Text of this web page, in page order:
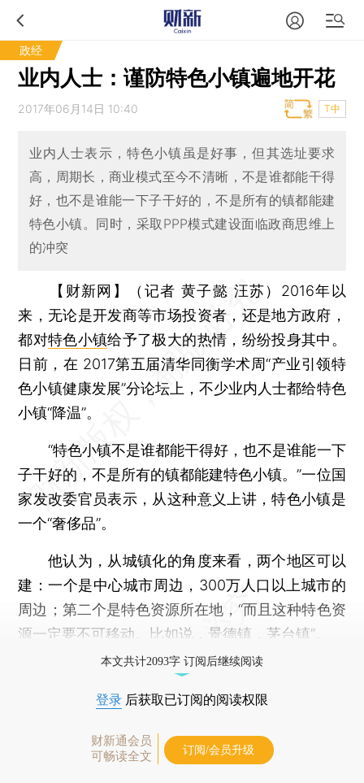
政经
业内人士：谨防特色小镇遍地开花
2017年06月14日 10:40 T中
业内人士表示，特色小镇虽是好事，但其选址要求
高，周期长，商业模式至今不清晰，不是谁都能干得
好，也不是谁能一下子干好的，不是所有的镇都能建
特色小镇。同时，采取PPP模式建设面临政商思维上
的冲突
【财新网】（记者 黄子懿 汪苏） 2016年以
来，无论是开发商等市场投资者，还是地方政府，
都对特色小镇给予了极大的热情，纷纷投身其中。
日前，在 2017第五届清华同衡学术周“产业引领特
色小镇健康发展”分论坛上，不少业内人士都给特色
小镇“降温”。
“特色小镇不是谁都能干得好，也不是谁能一下
子干好的，不是所有的镇都能建特色小镇。”一位国
家发改委官员表示，从这种意义上讲，特色小镇是
一个“奢侈品”。
他认为，从城镇化的角度来看，两个地区可以
建：一个是中心城市周边，300万人口以上城市的
周边；第二个是特色资源所在地，“而且这种特色资
源一定要不可移动。比如说，景德镇，茅台镇”。
本文共计2093字 订阅后继续阅读
登录 后获取已订阅的阅读权限
财新通会员
可畅读全文
订阅/会员升级